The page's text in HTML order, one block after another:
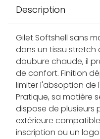
Description
Gilet Softshell sans
dans un tissu stretch
doubure chaude, il
de confort. Finition
limiter l'absoption de
Pratique, sa matière
dispose de plusieurs
extérieure
inscription ou un logo.